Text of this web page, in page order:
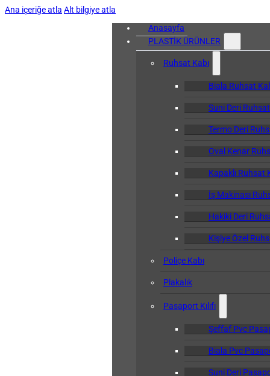
Ana içeriğe atla Alt bilgiye atla
Anasayfa
PLASTİK ÜRÜNLER
Ruhsat Kabı
Biala Ruhsat
Suni Deri Ruhsat
Termo Deri
Oval Kenar
Kapaklı Ruhsat
İş Makinası
Hakiki Deri
Kişiye Özel
Poliçe Kabı
Plakalık
Pasaport Kılıfı
Şeffaf Pvc
Biala Pvc
Suni Deri